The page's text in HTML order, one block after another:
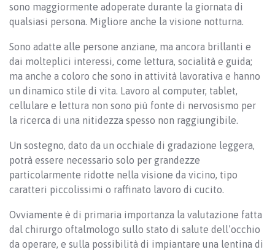
sono maggiormente adoperate durante la giornata di
qualsiasi persona. Migliore anche la visione notturna.
Sono adatte alle persone anziane, ma ancora brillanti e
dai molteplici interessi, come lettura, socialità e guida;
ma anche a coloro che sono in attività lavorativa e hanno
un dinamico stile di vita. Lavoro al computer, tablet,
cellulare e lettura non sono più fonte di nervosismo per
la ricerca di una nitidezza spesso non raggiungibile.
Un sostegno, dato da un occhiale di gradazione leggera,
potrà essere necessario solo per grandezze
particolarmente ridotte nella visione da vicino, tipo
caratteri piccolissimi o raffinato lavoro di cucito.
Ovviamente è di primaria importanza la valutazione fatta
dal chirurgo oftalmologo sullo stato di salute dell’occhio
da operare, e sulla possibilità di impiantare una lentina di